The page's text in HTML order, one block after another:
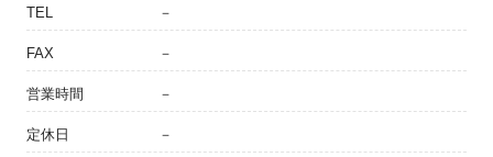
TEL －
FAX －
営業時間 －
定休日 －